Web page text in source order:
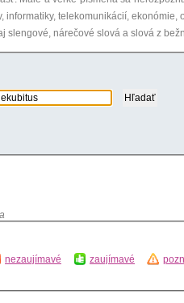
informatiky, telekomunikácií,
slengové, nárečové slová a slová z
nezaujímavé zaujímavé